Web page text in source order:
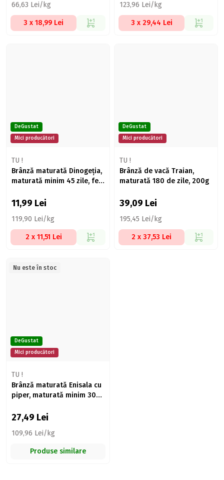
66,63 Lei/kg
3 x 18,99 Lei
123,96 Lei/kg
3 x 29,44 Lei
DeGustat
Mici producători
TU !
Brânză maturată Dinogeția,
maturată minim 45 zile, felii
11,99 Lei
119,90 Lei/kg
2 x 11,51 Lei
DeGustat
Mici producători
TU !
Brânză de vacă Traian,
maturată 180 de zile, 200g
39,09 Lei
195,45 Lei/kg
2 x 37,53 Lei
Nu este în stoc
DeGustat
Mici producători
TU !
Brânză maturată Enisala cu
piper, maturată minim 30
27,49 Lei
109,96 Lei/kg
Produse similare